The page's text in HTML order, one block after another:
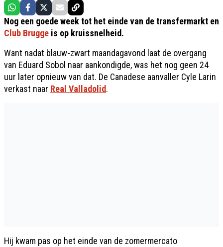
Nog een goede week tot het einde van de transfermarkt en
Club Brugge is op kruissnelheid.
Want nadat blauw-zwart maandagavond laat de overgang
van Eduard Sobol naar aankondigde, was het nog geen 24
uur later opnieuw van dat. De Canadese aanvaller Cyle Larin
verkast naar Real Valladolid.
Hij kwam pas op het einde van de zomermercato